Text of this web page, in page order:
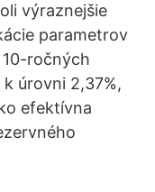
výraznejšie
parametrov
ročných
úrovni 2,37%,
efektívna